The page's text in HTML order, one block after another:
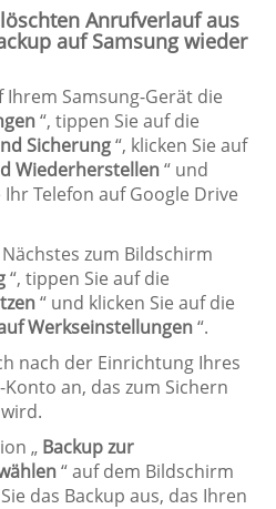
Anrufverlauf aus
auf Samsung wieder
Ihrem Samsung-Gerät die
“, tippen Sie auf die
Sicherung“, klicken Sie auf
Wiederherstellen“ und
Telefon auf Google Drive
zum Bildschirm
“, tippen Sie auf die
“ und klicken Sie auf die
Werkseinstellungen“.
nach der Einrichtung Ihres
an, das zum Sichern
„ Backup zur
“ auf dem Bildschirm
das Backup aus, das Ihren